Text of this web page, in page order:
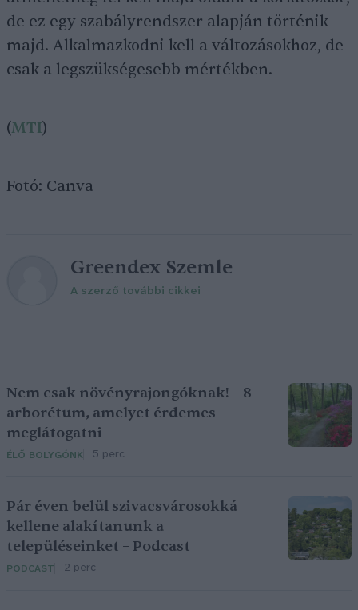
de ez egy szabályrendszer alapján történik
majd. Alkalmazkodni kell a változásokhoz, de
csak a legszükségesebb mértékben.
(MTI)
Fotó: Canva
Greendex Szemle
A szerző további cikkei
Nem csak növényrajongóknak! – 8
arborétum, amelyet érdemes
meglátogatni
ÉLŐ BOLYGÓNK 5 perc
Pár éven belül szivacsvárosokká
kellene alakítanunk a
településeinket – Podcast
PODCAST 2 perc